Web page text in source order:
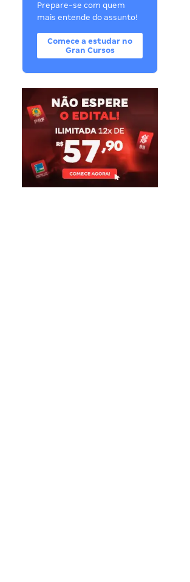
Prepare-se com quem
mais entende do assunto!
Comece a estudar no
Gran Cursos